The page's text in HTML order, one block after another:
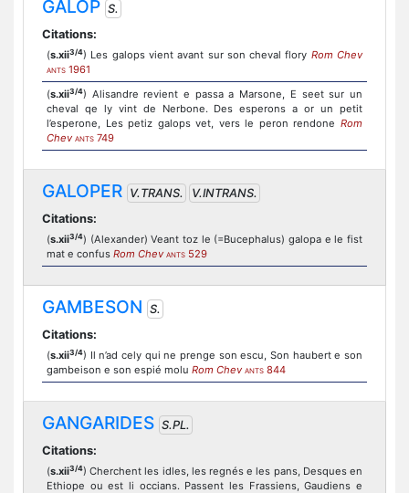
GALOP S.
Citations:
(s.xii3/4) Les galops vient avant sur son cheval flory Rom Chev
ANTS 1961
(s.xii3/4) Alisandre revient e passa a Marsone, E seet sur un
cheval qe ly vint de Nerbone. Des esperons a or un petit
l’esperone, Les petiz galops vet, vers le peron rendone Rom
Chev ANTS 749
GALOPER V.TRANS.
V.INTRANS.
Citations:
(s.xii3/4) (Alexander) Veant toz le (=Bucephalus) galopa e le fist
mat e confus Rom Chev ANTS 529
GAMBESON S.
Citations:
(s.xii3/4) Il n’ad cely qui ne prenge son escu, Son haubert e son
gambeison e son espié molu Rom Chev ANTS 844
GANGARIDES S.PL.
Citations:
(s.xii3/4) Cherchent les idles, les regnés e les pans, Desques en
Ethiope ou est li occians. Passent les Frassiens, Gaudiens e